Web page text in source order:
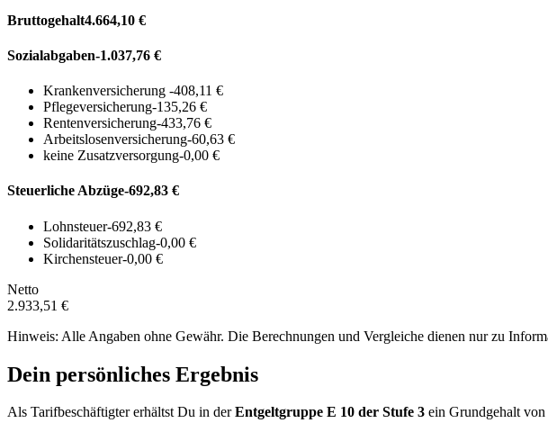
Bruttogehalt4.664,10 €
Sozialabgaben-1.037,76 €
Krankenversicherung -408,11 €
Pflegeversicherung-135,26 €
Rentenversicherung-433,76 €
Arbeitslosenversicherung-60,63 €
keine Zusatzversorgung-0,00 €
Steuerliche Abzüge-692,83 €
Lohnsteuer-692,83 €
Solidaritätszuschlag-0,00 €
Kirchensteuer-0,00 €
Netto
2.933,51 €
Hinweis: Alle Angaben ohne Gewähr. Die Berechnungen und Vergleiche dienen nur zu
Dein persönliches Ergebnis
Als Tarifbeschäftigter erhältst Du in derEntgeltgruppe E 10 der Stufe 3 ein Grundgehalt von